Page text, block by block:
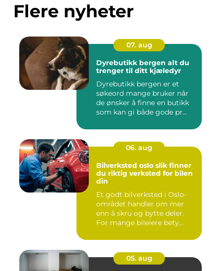
Flere nyheter
07. aug
Dyrebutikk bergen alt du
trenger til ditt kjæledyr
Dyrebutikk bergen er et
søkeord mange bruker når
de ønsker å finne en butikk
som kan gi både gode pr...
06. aug
Bilverksted oslo slik finner
du riktig verksted for bilen
din
Et godt bilverksted i Oslo-
området handler om mer
enn å skru og bytte deler.
For mange bileiere bety...
05. aug